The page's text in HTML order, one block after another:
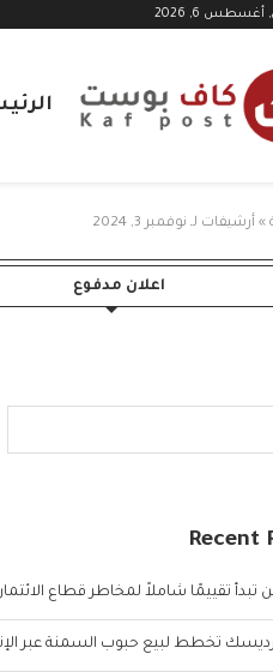
6, 2026
» أرشيفات لـ نوفمبر 3, 2024
اعلان مدفوع
Recent
تبدأ تقييمًا شاملاً لمخاطر قطاع
تخطط لبيع حبوب السمنة عبر